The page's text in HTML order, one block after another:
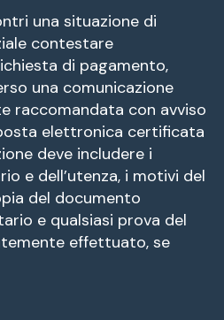
una situazione di
contestare
di pagamento,
una comunicazione
raccomandata con avviso
elettronica certificata
deve includere i
e dell’utenza, i motivi del
del documento
e qualsiasi prova del
effettuato, se